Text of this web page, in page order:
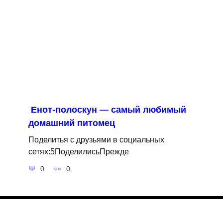
Енот-полоскун — самый любимый
домашний питомец
Поделитья с друзьями в социальных
сетях:5ПоделилисьПрежде
0 0